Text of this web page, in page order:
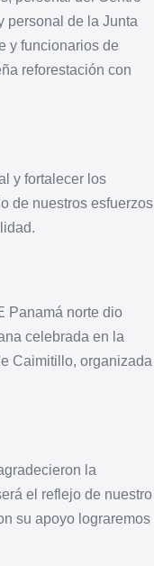
personal de la Junta
y funcionarios de
reforestación con
y fortalecer los
de nuestros esfuerzos
Panamá norte dio
celebrada en la
Caimitillo, organizada
la
el reflejo de nuestro
su apoyo lograremos